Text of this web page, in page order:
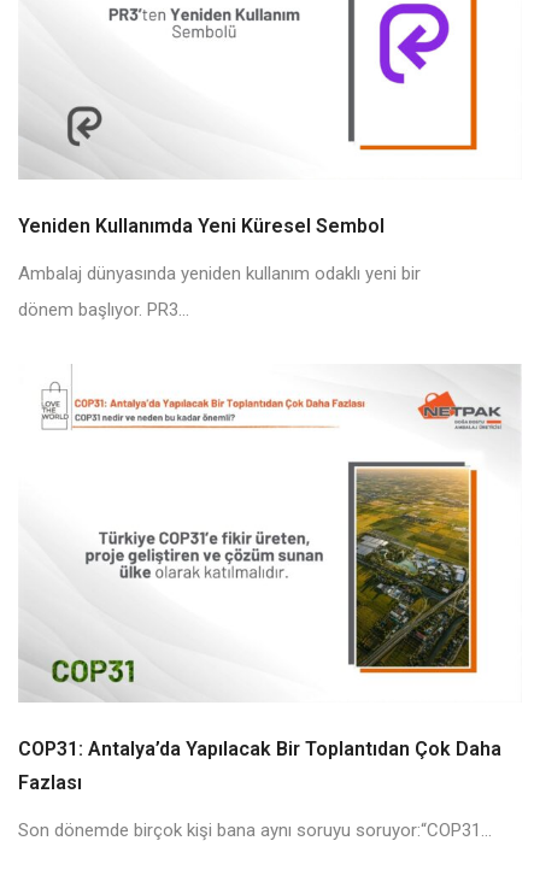
Yeniden Kullanımda Yeni Küresel Sembol
Ambalaj dünyasında yeniden kullanım odaklı yeni bir
dönem başlıyor. PR3...
COP31: Antalya’da Yapılacak Bir Toplantıdan Çok Daha
Fazlası
Son dönemde birçok kişi bana aynı soruyu soruyor:“COP31...